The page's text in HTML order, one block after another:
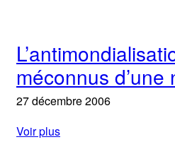
méconnus d’une
27 décembre 2006
Voir plus